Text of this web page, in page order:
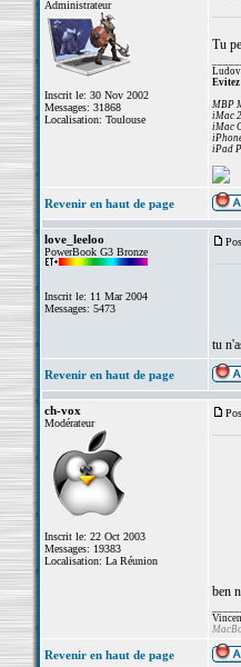
Administrateur
Inscrit le: 30 Nov 2002
Messages: 31868
Localisation: Toulouse
Tu
Evitez
MBP
iMac
iMac
iPad
Revenir en haut de page
love_leeloo
PowerBook G3 Bronze
Inscrit le: 11 Mar 2004
Messages: 5473
tu
Revenir en haut de page
ch-vox
Modérateur
Inscrit le: 22 Oct 2003
Messages: 19383
Localisation: La Réunion
ben
Revenir en haut de page